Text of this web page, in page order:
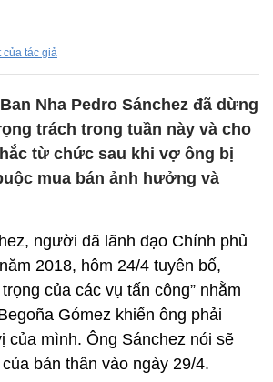
của tác giả
Nha Pedro Sánchez đã dừng
trách trong tuần này và cho
từ chức sau khi vợ ông bị
mua bán ảnh hưởng và
người đã lãnh đạo Chính phủ
2018, hôm 24/4 tuyên bố,
của các vụ tấn công” nhằm
Gómez khiến ông phải
của mình. Ông Sánchez nói sẽ
bản thân vào ngày 29/4.